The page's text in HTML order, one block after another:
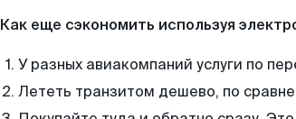
Как еще сэкономить используя
У разных авиакомпаний услуги по
Лететь транзитом дешево, по